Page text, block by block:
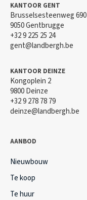
KANTOOR GENT
Brusselsesteenweg 690
9050 Gentbrugge
+32 9 225 25 24
gent@landbergh.be
KANTOOR DEINZE
Kongoplein 2
9800 Deinze
+32 9 278 78 79
deinze@landbergh.be
AANBOD
Nieuwbouw
Te koop
Te huur